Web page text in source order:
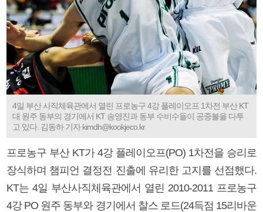
4일 부산 사직체육관에서 열린 프로농구 4강 플레이오프 1차전 부산 KT
대 원주 동부의 경기에서 KT 송영진과 동부 수비수들이 공중볼을 다투
고 있다. 김동하 기자 kimdh@kookjeco.kr
프로농구 부산 KT가 4강 플레이오프(PO) 1차전을 승리로
장식하며 챔피언 결정전 진출에 유리한 고지를 선점했다.
KT는 4일 부산사직체육관에서 열린 2010-2011 프로농구
4강 PO 원주 동부와 경기에서 찰스 로드(24득점 15리바운